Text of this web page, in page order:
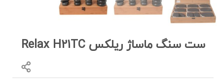
ست سنگ ماساژ ریلکس Relax H21TC